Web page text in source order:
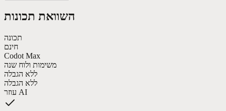
השוואת תכונות
תכונה
חינם
Codot Max
משימות ולוח שנה
ללא הגבלה
ללא הגבלה
עוזר AI